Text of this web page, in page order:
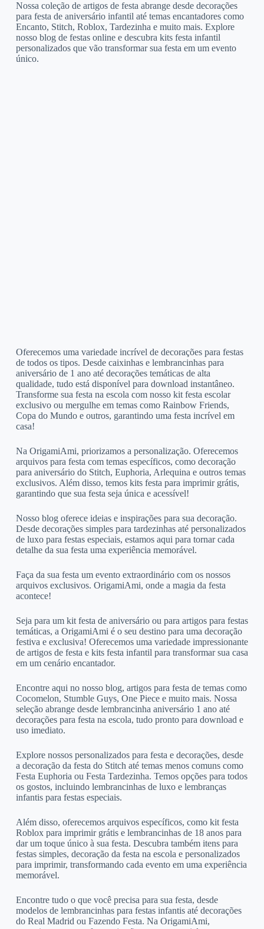
Nossa coleção de artigos de festa abrange desde decorações
para festa de aniversário infantil até temas encantadores como
Encanto, Stitch, Roblox, Tardezinha e muito mais. Explore
nosso blog de festas online e descubra kits festa infantil
personalizados que vão transformar sua festa em um evento
único.
Oferecemos uma variedade incrível de decorações para festas
de todos os tipos. Desde caixinhas e lembrancinhas para
aniversário de 1 ano até decorações temáticas de alta
qualidade, tudo está disponível para download instantâneo.
Transforme sua festa na escola com nosso kit festa escolar
exclusivo ou mergulhe em temas como Rainbow Friends,
Copa do Mundo e outros, garantindo uma festa incrível em
casa!
Na OrigamiAmi, priorizamos a personalização. Oferecemos
arquivos para festa com temas específicos, como decoração
para aniversário do Stitch, Euphoria, Arlequina e outros temas
exclusivos. Além disso, temos kits festa para imprimir grátis,
garantindo que sua festa seja única e acessível!
Nosso blog oferece ideias e inspirações para sua decoração.
Desde decorações simples para tardezinhas até personalizados
de luxo para festas especiais, estamos aqui para tornar cada
detalhe da sua festa uma experiência memorável.
Faça da sua festa um evento extraordinário com os nossos
arquivos exclusivos. OrigamiAmi, onde a magia da festa
acontece!
Seja para um kit festa de aniversário ou para artigos para festas
temáticas, a OrigamiAmi é o seu destino para uma decoração
festiva e exclusiva! Oferecemos uma variedade impressionante
de artigos de festa e kits festa infantil para transformar sua casa
em um cenário encantador.
Encontre aqui no nosso blog, artigos para festa de temas como
Cocomelon, Stumble Guys, One Piece e muito mais. Nossa
seleção abrange desde lembrancinha aniversário 1 ano até
decorações para festa na escola, tudo pronto para download e
uso imediato.
Explore nossos personalizados para festa e decorações, desde
a decoração da festa do Stitch até temas menos comuns como
Festa Euphoria ou Festa Tardezinha. Temos opções para todos
os gostos, incluindo lembrancinhas de luxo e lembranças
infantis para festas especiais.
Além disso, oferecemos arquivos específicos, como kit festa
Roblox para imprimir grátis e lembrancinhas de 18 anos para
dar um toque único à sua festa. Descubra também itens para
festas simples, decoração da festa na escola e personalizados
para imprimir, transformando cada evento em uma experiência
memorável.
Encontre tudo o que você precisa para sua festa, desde
modelos de lembrancinhas para festas infantis até decorações
do Real Madrid ou Fazendo Festa. Na OrigamiAmi,